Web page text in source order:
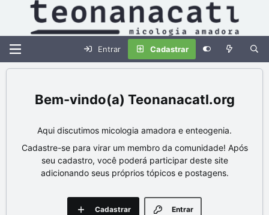
Entrar Cadastrar
Teonanacatl.org
Aqui discutimos micologia amadora e enteogenia.
Cadastre-se para virar um membro da comunidade! Após
seu cadastro, você poderá participar deste site
adicionando seus próprios tópicos e postagens.
Entrar
Cadastrar